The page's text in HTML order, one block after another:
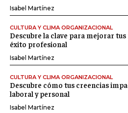
Isabel Martínez
CULTURA Y CLIMA ORGANIZACIONAL
Descubre la clave para mejorar
éxito profesional
Isabel Martínez
CULTURA Y CLIMA ORGANIZACIONAL
Descubre cómo tus creencias
laboral y personal
Isabel Martínez